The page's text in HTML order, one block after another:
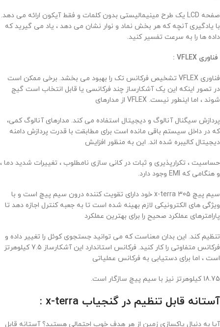
صفحه LCD یک طرح مینیمالیستی بدون کلمات و فقط آیکون ارائه می دهد.
با یادگیری آنچه که هر بخش نماد و نوار نشان می دهد ، یاد می گیرید که
داده ها را به سرعت تفسیر کنید.
فناوری VFLEX :
فناوری VFLEX تشخیص فرکانس تک را بهبود می بخشد. برخی ممکن است
در تصور اینکه این یک آشکارساز چند فرکانسی یا قابل انتخاب است گیج
شوند ، اما اینطور نیست. VFLEX از مدارهای
پردازش سیگنال آنالوگ و دیجیتال استفاده می کند. مدارهای آنالوگ کمی،
که در داخل سیستم باقی مانده است برای مطابقت با قدرت پردازش دامنه
دیجیتال کالیبره شده اند. این به منظور افزایش
حساسیت ، تکرارپذیری و ثبات در کانی سازی نامطلوب ، تغییرات شدید دما ،
و هنگامی که EMI وجود دارد.
سیم پیچ x-terra 305 خود دارای تقویت کننده درون سیم پیچ است و با
ویژگی های الکترونیکی لازم بهینه شده است تا به جعبه کنترل اجازه دهد تا
پارامترهای عملکرد صحیح را برای بهترین عملکرد
تنظیم کند. این بدان معناست که می توانید جستجوی کوئل را تغییر داده و
فرکانس متفاوتی را کار کنید. فرکانس استاندارد این آشکارساز 7.5 کیلوهرتز
است ، اما برای دستیابی به فرکانس عملیاتی
18.75 کیلوهرتز نیز با سیم پیچ سازگار است.
آستانه قابل تنظیم در گنجیاب x-terra :
آیا به دنبال پاکسازی زمین از هر هدف خوب احتمالی هستید؟ آستانه قابل